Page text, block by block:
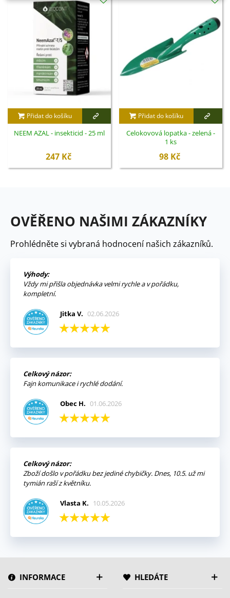
Přidat do košíku
NEEM AZAL - insekticid - 25 ml
247 Kč
Přidat do košíku
Celokovová lopatka - zelená -
1 ks
98 Kč
OVĚŘENO NAŠIMI ZÁKAZNÍKY
Prohlédněte si vybraná hodnocení našich zákazníků.
Výhody:
Vždy mi přišla objednávka velmi rychle a v pořádku,
kompletní.
Jitka V. 02.06.2026
Celkový názor:
Fajn komunikace i rychlé dodání.
Obec H. 01.06.2026
Celkový názor:
Zboží došlo v pořádku bez jediné chybičky. Dnes, 10.5. už mi
tymián raší z květníku.
Vlasta K. 10.05.2026
INFORMACE HLEDÁTE